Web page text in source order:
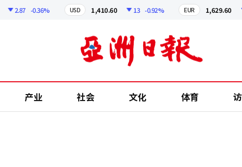
2.87 -0.36% USD 1,410.60 13 -0.92% EUR 1,629.60
产业 社会 文化 体育